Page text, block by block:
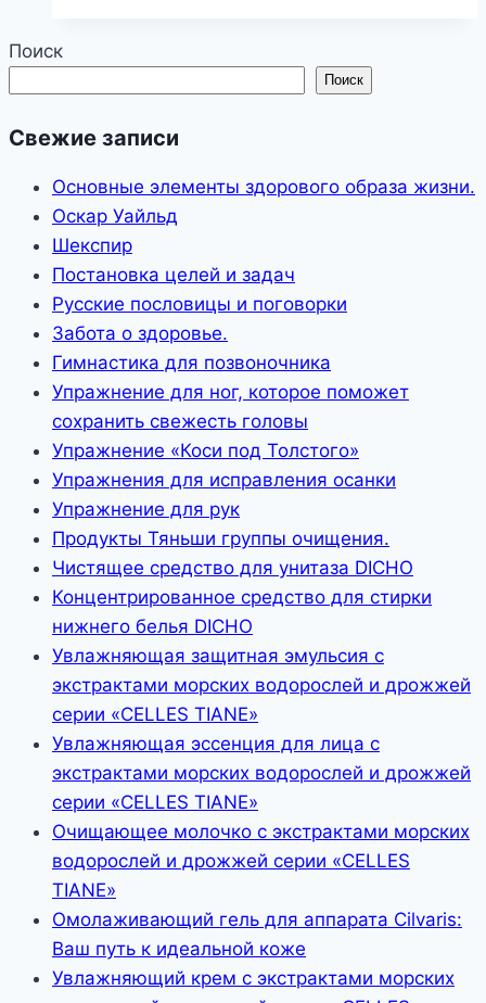
Поиск
Поиск
Свежие записи
Основные элементы здорового образа жизни.
Оскар Уайльд
Шекспир
Постановка целей и задач
Русские пословицы и поговорки
Забота о здоровье.
Гимнастика для позвоночника
Упражнение для ног, которое поможет
сохранить свежесть головы
Упражнение «Коси под Толстого»
Упражнения для исправления осанки
Упражнение для рук
Продукты Тяньши группы очищения.
Чистящее средство для унитаза DICHO
Концентрированное средство для стирки
нижнего белья DICHO
Увлажняющая защитная эмульсия с
экстрактами морских водорослей и дрожжей
серии «CELLES TIANE»
Увлажняющая эссенция для лица с
экстрактами морских водорослей и дрожжей
серии «CELLES TIANE»
Очищающее молочко с экстрактами морских
водорослей и дрожжей серии «CELLES
TIANE»
Омолаживающий гель для аппарата Cilvaris:
Ваш путь к идеальной коже
Увлажняющий крем с экстрактами морских